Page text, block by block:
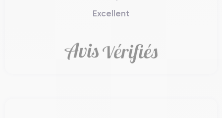
Excellent